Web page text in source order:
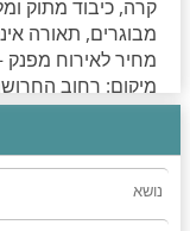
קרה, כיבוד מתוק
מבוגרים, תאורה
מחיר לאירוח מפנק –
לפי שעה בעמק
נסיעה. סוויטה
עוד...
אפשרות להזמין
תשלום